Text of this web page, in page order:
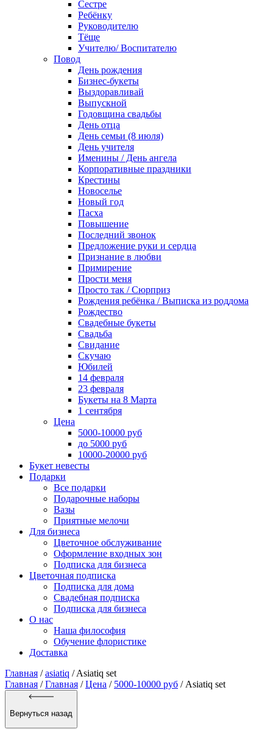
Сестре
Ребёнку
Руководителю
Тёще
Учителю/ Воспитателю
Повод
День рождения
Бизнес-букеты
Выздоравливай
Выпускной
Годовщина свадьбы
День отца
День семьи (8 июля)
День учителя
Именины / День ангела
Корпоративные праздники
Крестины
Новоселье
Новый год
Пасха
Повышение
Последний звонок
Предложение руки и сердца
Признание в любви
Примирение
Прости меня
Просто так / Сюрприз
Рождения ребёнка / Выписка из роддома
Рождество
Свадебные букеты
Свадьба
Свидание
Скучаю
Юбилей
14 февраля
23 февраля
Букеты на 8 Марта
1 сентября
Цена
5000-10000 руб
до 5000 руб
10000-20000 руб
Букет невесты
Подарки
Все подарки
Подарочные наборы
Вазы
Приятные мелочи
Для бизнеса
Цветочное обслуживание
Оформление входных зон
Подписка для бизнеса
Цветочная подписка
Подписка для дома
Свадебная подписка
Подписка для бизнеса
О нас
Наша философия
Обучение флористике
Доставка
Главная / asiatiq / Asiatiq set
Главная /Главная /Цена / 5000-10000 руб / Asiatiq set
Вернуться назад